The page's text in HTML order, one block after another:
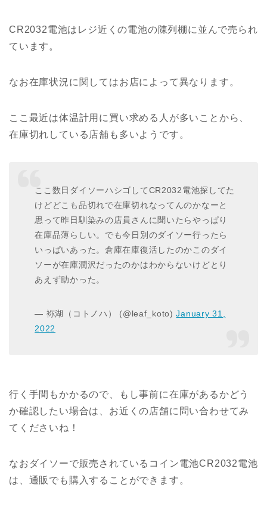
CR2032電池はレジ近くの電池の陳列棚に並んで売られ
ています。
なお在庫状況に関してはお店によって異なります。
ここ最近は体温計用に買い求める人が多いことから、
在庫切れしている店舗も多いようです。
ここ数日ダイソーハシゴしてCR2032電池探してた
けどどこも品切れで在庫切れなってんのかなーと
思って昨日馴染みの店員さんに聞いたらやっぱり
在庫品薄らしい。でも今日別のダイソー行ったら
いっぱいあった。倉庫在庫復活したのかこのダイ
ソーが在庫潤沢だったのかはわからないけどとり
あえず助かった。
— 袮湖（コトノハ） (@leaf_koto)January 31,
2022
行く手間もかかるので、もし事前に在庫があるかどう
か確認したい場合は、お近くの店舗に問い合わせてみ
てくださいね！
なおダイソーで販売されているコイン電池CR2032電池
は、通販でも購入することができます。